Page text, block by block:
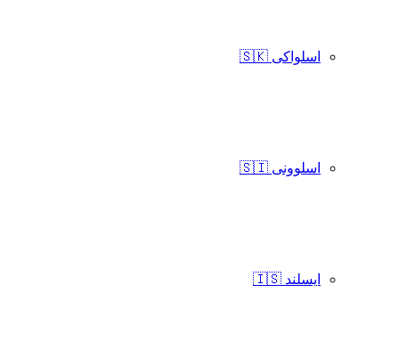
اسلواکی 🇸🇰
اسلوونی 🇸🇮
ایسلند 🇮🇸